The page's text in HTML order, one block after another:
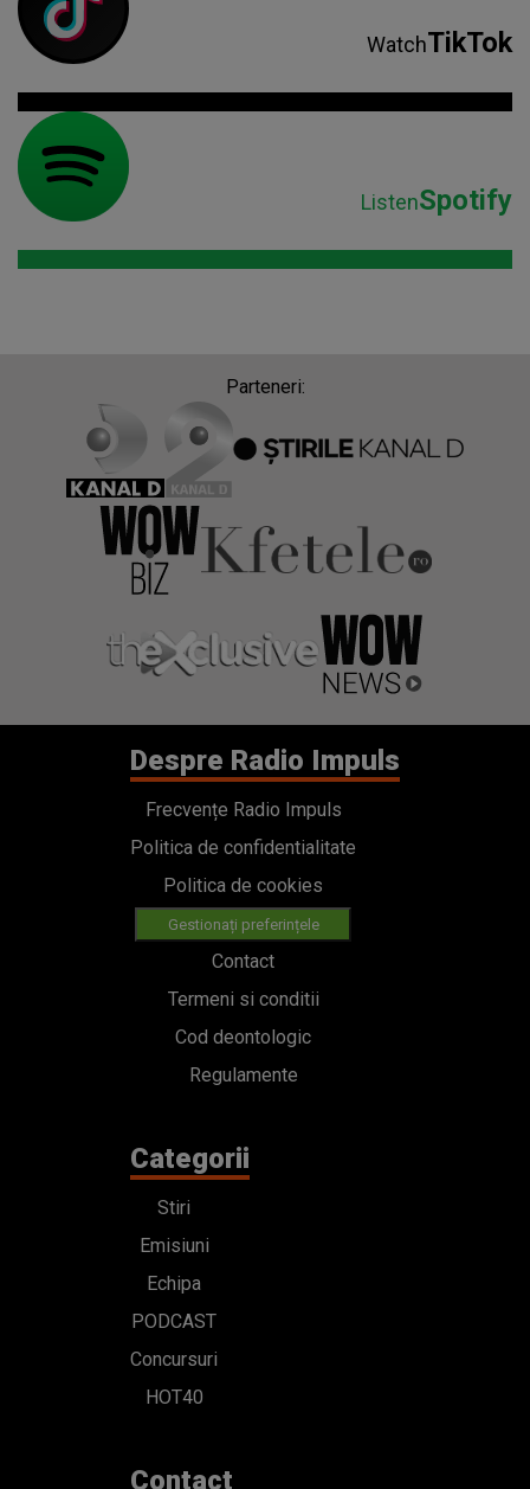
WatchTikTok
ListenSpotify
Parteneri:
Despre Radio Impuls
Frecvențe Radio Impuls
Politica de confidentialitate
Politica de cookies
Gestionați preferințele
Contact
Termeni si conditii
Cod deontologic
Regulamente
Categorii
Stiri
Emisiuni
Echipa
PODCAST
Concursuri
HOT40
Contact